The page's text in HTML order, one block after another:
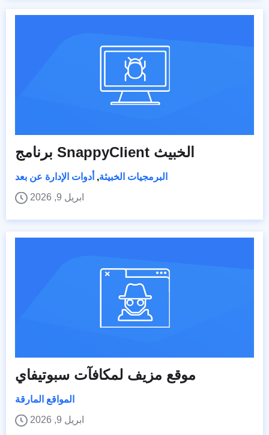
برنامج SnappyClient الخبيث
البرمجيات الخبيثة, أدوات الإدارة عن بعد
ابريل 9, 2026
موقع مزيف لمكافآت سبوتيفاي
المواقع المارقة
ابريل 9, 2026